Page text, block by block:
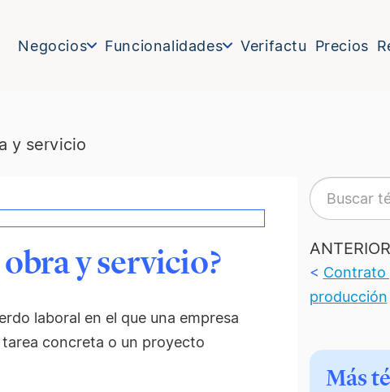
Negocios Funcionalidades Verifactu Precios
y servicio
y servicio?
laboral en el que una empresa
concreta o un proyecto
ANTERIOR
< Contrato
producción
Más